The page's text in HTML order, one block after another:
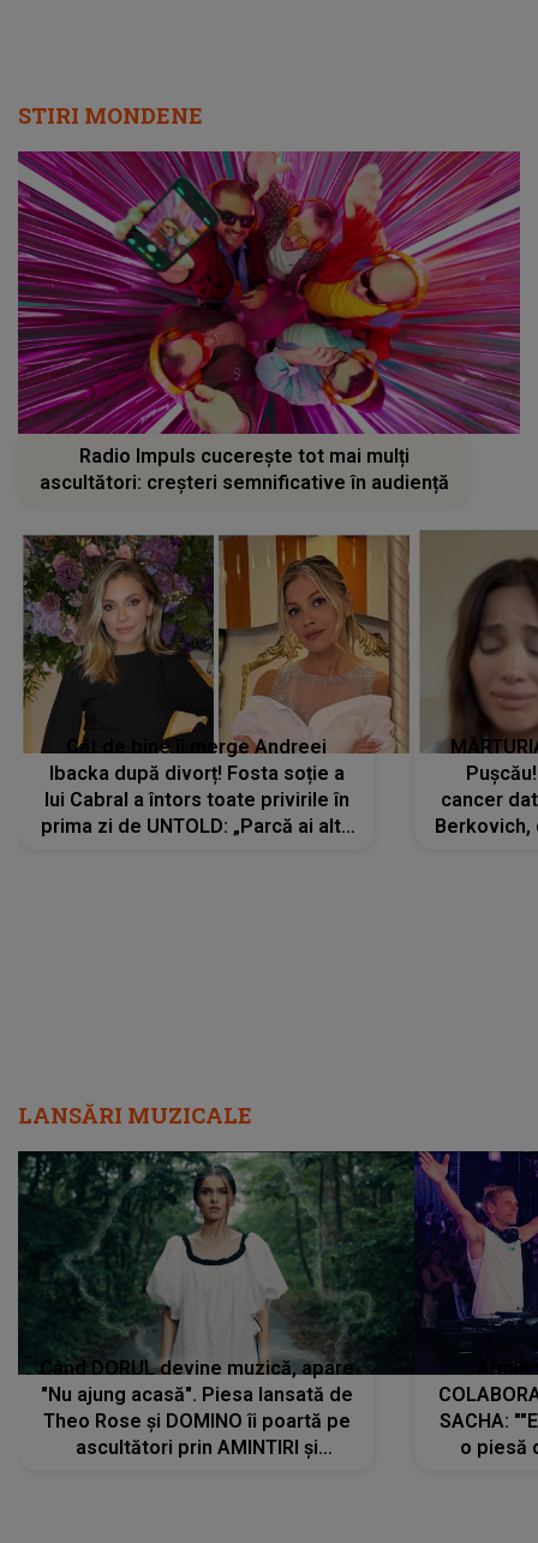
STIRI MONDENE
Radio Impuls cucerește tot mai mulți
ascultători: creșteri semnificative în audiență
Cât de bine îi merge Andreei
Ibacka după divorț! Fosta soție a
lui Cabral a întors toate privirile în
prima zi de UNTOLD: „Parcă ai altă
cancer
Berkovich,
LANSĂRI MUZICALE
Când DORUL devine muzică, apare
"Nu ajung acasă". Piesa lansată de
Theo Rose și DOMINO îi poartă pe
ascultători prin AMINTIRI și
SACHA:
o piesă